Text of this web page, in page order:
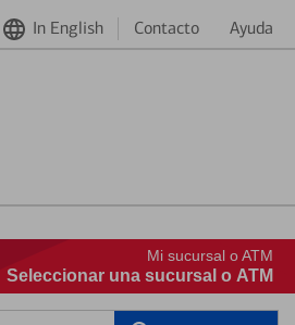
In English Contacto Ayuda
Mi sucursal o ATM
Seleccionar una sucursal o ATM